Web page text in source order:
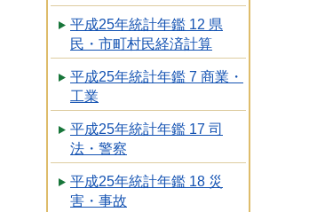
平成25年統計年鑑 12 県
民・市町村民経済計算
平成25年統計年鑑 7 商業・
工業
平成25年統計年鑑 17 司
法・警察
平成25年統計年鑑 18 災
害・事故